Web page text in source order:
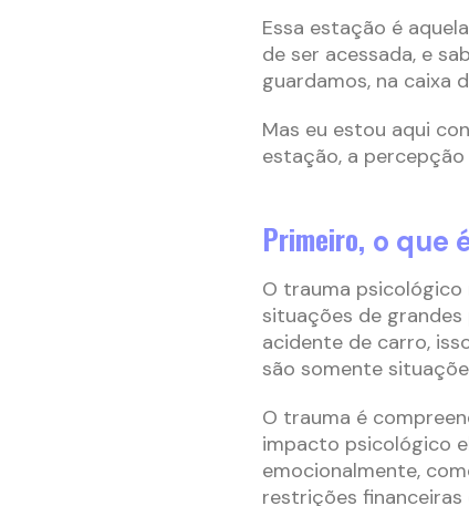
Essa estação é
de ser acessada, e
guardamos, na caixa
Mas eu estou aqui
estação, a
Primeiro, o que
O trauma
situações de
acidente de carro,
são somente
O trauma é
impacto psicológico
emocionalmente,
restrições